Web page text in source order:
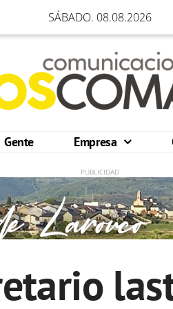
SÁBADO. 08.08.2026
Gente Empresa